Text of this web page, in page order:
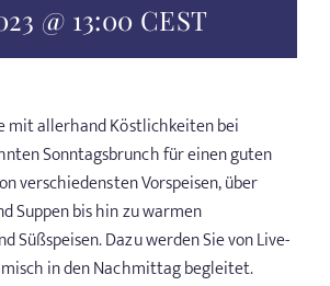
@ 13:00 CEST
mit allerhand Köstlichkeiten bei
Sonntagsbrunch für einen guten
verschiedensten Vorspeisen, über
Suppen bis hin zu warmen
Süßspeisen. Dazu werden Sie von Live-
in den Nachmittag begleitet.